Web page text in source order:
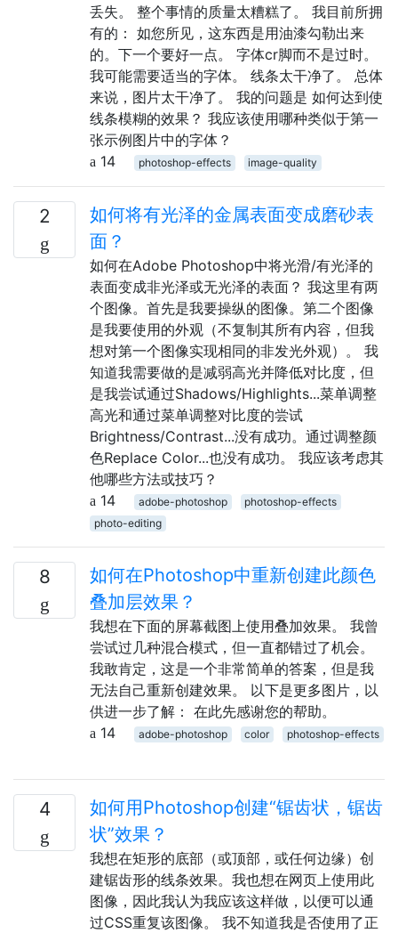
丢失。 整个事情的质量太糟糕了。 我目前所拥
有的： 如您所见，这东西是用油漆勾勒出来
的。下一个要好一点。 字体cr脚而不是过时。
我可能需要适当的字体。 线条太干净了。 总体
来说，图片太干净了。 我的问题是 如何达到使
线条模糊的效果？ 我应该使用哪种类似于第一
张示例图片中的字体？
14
photoshop-effects image-quality
2
如何将有光泽的金属表面变成磨砂表
面？
如何在Adobe Photoshop中将光滑/有光泽的
表面变成非光泽或无光泽的表面？ 我这里有两
个图像。首先是我要操纵的图像。第二个图像
是我要使用的外观（不复制其所有内容，但我
想对第一个图像实现相同的非发光外观）。 我
知道我需要做的是减弱高光并降低对比度，但
是我尝试通过Shadows/Highlights...菜单调整
高光和通过菜单调整对比度的尝试
Brightness/Contrast...没有成功。通过调整颜
色Replace Color...也没有成功。 我应该考虑其
他哪些方法或技巧？
14
adobe-photoshop
photoshop-effects
photo-editing
8
如何在Photoshop中重新创建此颜色
叠加层效果？
我想在下面的屏幕截图上使用叠加效果。 我曾
尝试过几种混合模式，但一直都错过了机会。
我敢肯定，这是一个非常简单的答案，但是我
无法自己重新创建效果。 以下是更多图片，以
供进一步了解： 在此先感谢您的帮助。
14
adobe-photoshop color photoshop-effects
4
如何用Photoshop创建“锯齿状，锯齿
状”效果？
我想在矩形的底部（或顶部，或任何边缘）创
建锯齿形的线条效果。我也想在网页上使用此
图像，因此我认为我应该这样做，以便可以通
过CSS重复该图像。 我不知道我是否使用了正